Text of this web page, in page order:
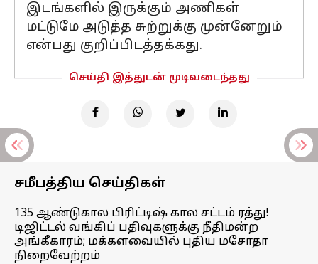
இடங்களில் இருக்கும் அணிகள்
மட்டுமே அடுத்த சுற்றுக்கு முன்னேறும்
என்பது குறிப்பிடத்தக்கது.
செய்தி இத்துடன் முடிவடைந்தது
சமீபத்திய செய்திகள்
135 ஆண்டுகால பிரிட்டிஷ் கால சட்டம் ரத்து!
டிஜிட்டல் வங்கிப் பதிவுகளுக்கு நீதிமன்ற
அங்கீகாரம்; மக்களவையில் புதிய மசோதா
நிறைவேற்றம்